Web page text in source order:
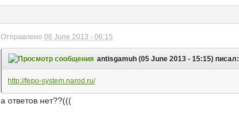
Отправлено 06 June 2013 - 06:15
antisgamuh (05 June 2013 - 15:15) писал:
http://fepo-system.narod.ru/
а ответов нет??(((